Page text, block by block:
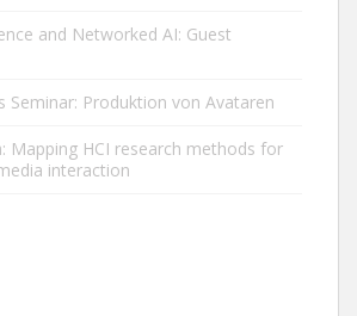
and Networked AI: Guest
Seminar: Produktion von Avataren
Mapping HCI research methods for
interaction